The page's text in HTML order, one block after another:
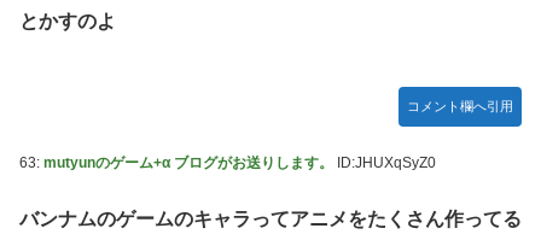
とかすのよ
コメント欄へ引用
63: mutyunのゲーム+α ブログがお送りします。 ID:JHUXqSyZ0
バンナムのゲームのキャラってアニメをたくさん作ってる